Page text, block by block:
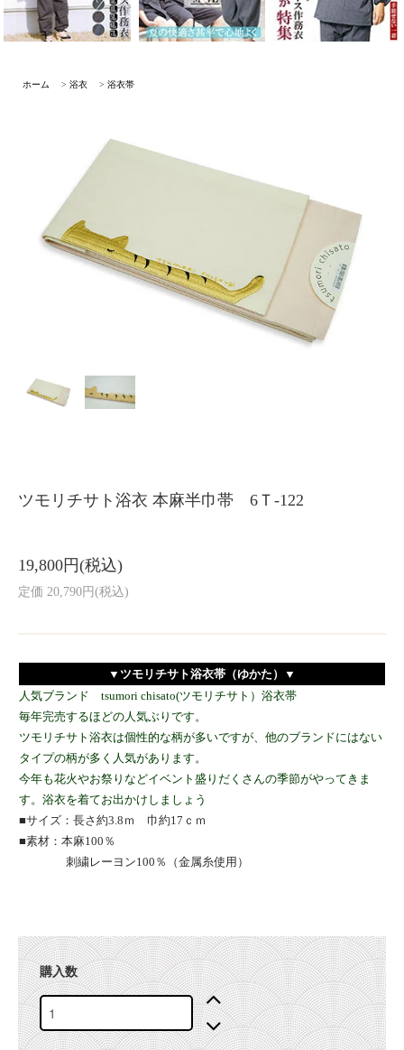
ホーム > 浴衣 > 浴衣帯
ツモリチサト浴衣 本麻半巾帯 6Ｔ-122
19,800円(税込)
定価 20,790円(税込)
▼ツモリチサト浴衣帯（ゆかた）▼
人気ブランド tsumori chisato(ツモリチサト）浴衣帯
毎年完売するほどの人気ぶりです。
ツモリチサト浴衣は個性的な柄が多いですが、他のブランドにはない
タイプの柄が多く人気があります。
今年も花火やお祭りなどイベント盛りだくさんの季節がやってきま
す。浴衣を着てお出かけしましょう
■サイズ：長さ約3.8ｍ 巾約17ｃｍ
■素材：本麻100％
刺繍レーヨン100％（金属糸使用）
購入数